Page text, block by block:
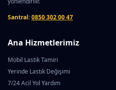
Santral:0850 302 00 47
Ana Hizmetlerimiz
Mobil Lastik Tamiri
Yerinde Lastik Değişimi
7/24 Acil Yol Yardım